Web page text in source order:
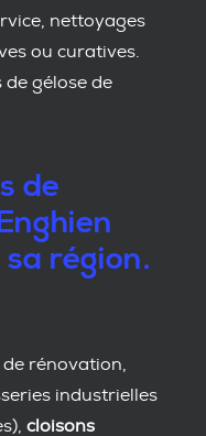
nettoyages
ou curatives.
de gélose de
de
région.
, de rénovation,
industrielles
cloisons